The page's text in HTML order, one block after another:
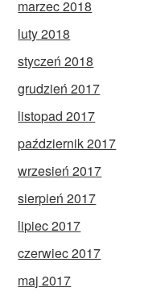
marzec 2018
luty 2018
styczeń 2018
grudzień 2017
listopad 2017
październik 2017
wrzesień 2017
sierpień 2017
lipiec 2017
czerwiec 2017
maj 2017